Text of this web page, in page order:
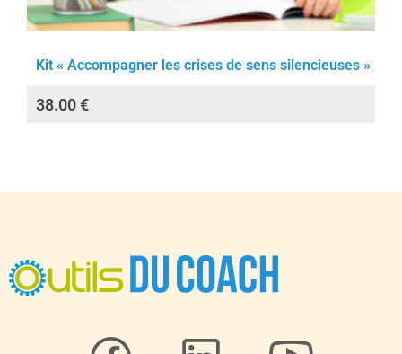
Kit « Accompagner les crises de sens silencieuses »
38.00€